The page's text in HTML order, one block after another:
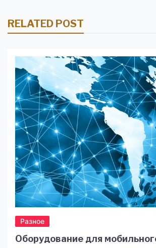
RELATED POST
Разное
Оборудование для